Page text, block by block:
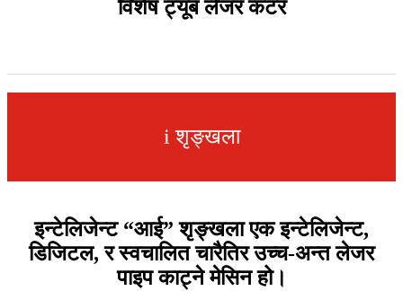
विशेष ट्यूब लेजर कटर
i शृङ्खला
इन्टेलिजेन्ट “आई” शृङ्खला एक इन्टेलिजेन्ट,
डिजिटल, र स्वचालित चारैतिर उच्च-अन्त लेजर
पाइप काट्ने मेसिन हो।